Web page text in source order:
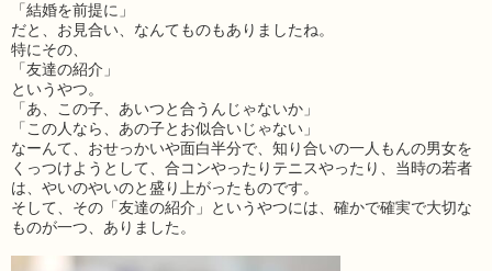
「結婚を前提に」
だと、お見合い、なんてものもありましたね。
特にその、
「友達の紹介」
というやつ。
「あ、この子、あいつと合うんじゃないか」
「この人なら、あの子とお似合いじゃない」
なーんて、おせっかいや面白半分で、知り合いの一人もんの男女を
くっつけようとして、合コンやったりテニスやったり、当時の若者
は、やいのやいのと盛り上がったものです。
そして、その「友達の紹介」というやつには、確かで確実で大切な
ものが一つ、ありました。